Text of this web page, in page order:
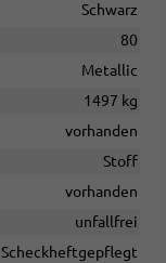
Schwarz
80
Metallic
1497 kg
vorhanden
Stoff
vorhanden
unfallfrei
Scheckheftgepflegt